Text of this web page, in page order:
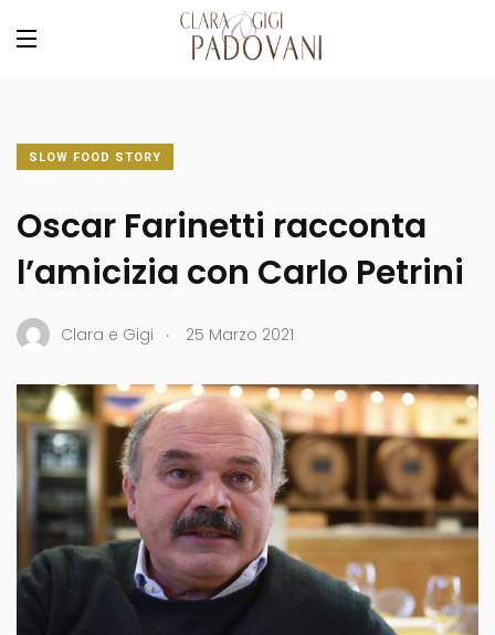
SLOW FOOD STORY
Oscar Farinetti racconta
l’amicizia con Carlo Petrini
Clara e Gigi . 25 Marzo 2021